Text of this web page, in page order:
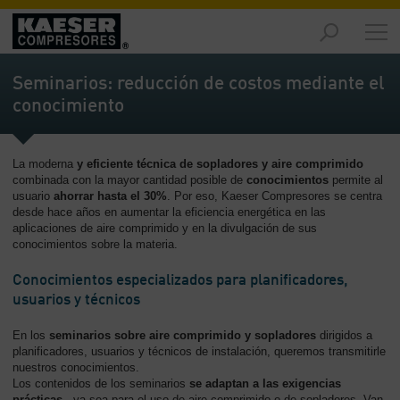
Productos
y
soluciones
-
Servicios
-
Contenido
Recursos
aire
comprimido
Contenido
Conozca
Kaeser
Seminarios: reducción de costos mediante el
conocimiento
La moderna y eficiente técnica de sopladores y aire comprimido
combinada con la mayor cantidad posible de conocimientos permite al
usuario ahorrar hasta el 30%. Por eso, Kaeser Compresores se centra
desde hace años en aumentar la eficiencia energética en las
aplicaciones de aire comprimido y en la divulgación de sus
conocimientos sobre la materia.
Conocimientos especializados para planificadores,
usuarios y técnicos
En los seminarios sobre aire comprimido y sopladores dirigidos a
planificadores, usuarios y técnicos de instalación, queremos transmitirle
nuestros conocimientos.
Los contenidos de los seminarios se adaptan a las exigencias